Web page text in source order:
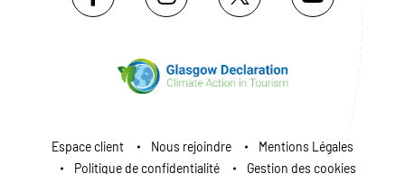
Espace client Nous rejoindre
Mentions Légales
Politique de confidentialité
Gestion des cookies